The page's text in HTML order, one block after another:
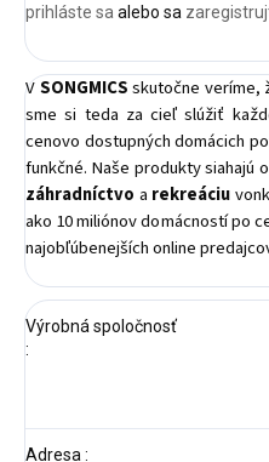
prihláste sa alebo sa
VSONGMICSskutočne veríme,
sme si teda za cieľ slúžiť
cenovo dostupných domácich
funkčné. Naše produkty siahajú
záhradníctvo a rekreáciu
ako 10 miliónov domácností po
najobľúbenejších online
Výrobná spoločnosť
:
Adresa :